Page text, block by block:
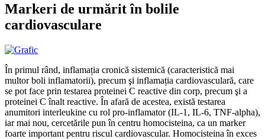
Markeri de urmărit în bolile
cardiovasculare
În primul rând, inflamația cronică sistemică (caracteristică mai
multor boli inflamatorii), precum şi inflamația cardiovasculară, care
se pot face prin testarea proteinei C reactive din corp, precum şi a
proteinei C înalt reactive. În afară de acestea, există testarea
anumitori interleukine cu rol pro-inflamator (IL-1, IL-6, TNF-alpha),
iar mai nou, cercetările pun în centru homocisteina, ca un marker
foarte important pentru riscul cardiovascular. Homocisteina în exces